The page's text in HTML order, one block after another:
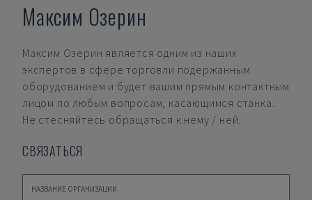
Максим Озерин
Максим Озерин является одним из наших
экспертов в сфере торговли подержанным
оборудованием и будет вашим прямым контактным
лицом по любым вопросам, касающимся станка.
Не стесняйтесь обращаться к нему / ней.
СВЯЗАТЬСЯ